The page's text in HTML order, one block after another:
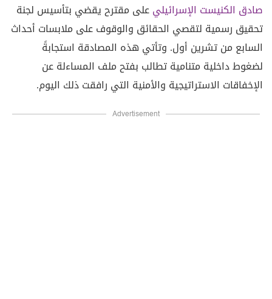
صادق الكنيست الإسرائيليعلى مقترح يقضي بتأسيس لجنة
تحقيق رسمية لتقصي الحقائق والوقوف على ملابسات أحداث
السابع من تشرين أول. وتأتي هذه المصادقة استجابةً
لضغوط داخلية متنامية تطالب بفتح ملف المساءلة عن
الإخفاقات الاستراتيجية والأمنية التي رافقت ذلك اليوم.
Advertisement